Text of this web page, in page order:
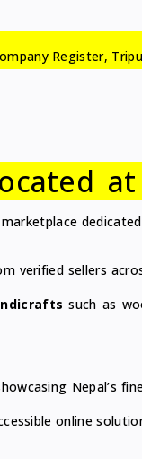
Register,
at
verified sellers
such as
Nepal’s
online